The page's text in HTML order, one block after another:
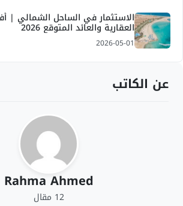
الاستثمار في الساحل الشمالي |
العقارية والعائد المتوقع 2026
2026-05-01
عن الكاتب
Rahma Ahmed
12 مقال